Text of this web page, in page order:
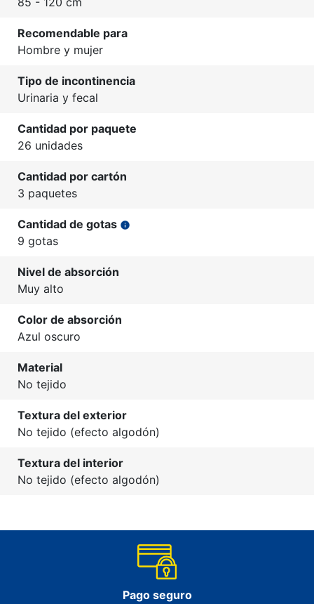
Recomendable para
Hombre y mujer
Tipo de incontinencia
Urinaria y fecal
Cantidad por paquete
26 unidades
Cantidad por cartón
3 paquetes
Cantidad de gotas info
9 gotas
Nivel de absorción
Muy alto
Color de absorción
Azul oscuro
Material
No tejido
Textura del exterior
No tejido (efecto algodón)
Textura del interior
No tejido (efecto algodón)
Pago seguro